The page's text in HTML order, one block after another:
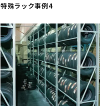
特殊ラック事例4